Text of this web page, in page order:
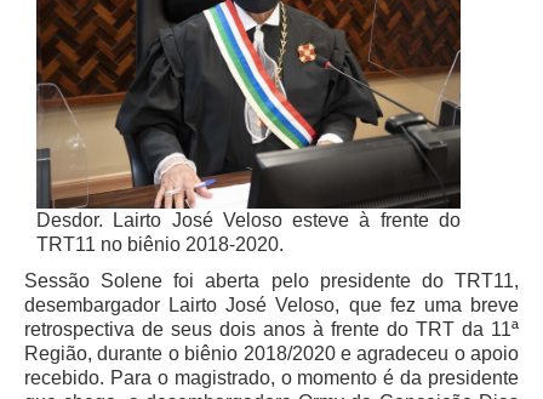
Governança de TI
Gestão Estratégica
Governança das Contratações Obras
Rede de Governança Colaborativa
Gestão de Riscos
Laboratório de Inovação
Assessoria de Governança de Gestão de Pessoas
Sites Institucionais
Biblioteca
Centro de Memória
Desdor. Lairto José Veloso esteve à frente do
TRT11 no biênio 2018-2020.
Sessão Solene foi aberta pelo presidente do TRT11,
desembargador Lairto José Veloso, que fez uma breve
retrospectiva de seus dois anos à frente do TRT da 11ª
Região, durante o biênio 2018/2020 e agradeceu o apoio
recebido. Para o magistrado, o momento é da presidente